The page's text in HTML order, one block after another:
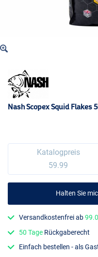
Nash Scopex Squid Flakes
Katalogpreis
59.99
Halten Sie
Versandkostenfrei ab
50 Tage Rückgaberecht
Einfach bestellen - als